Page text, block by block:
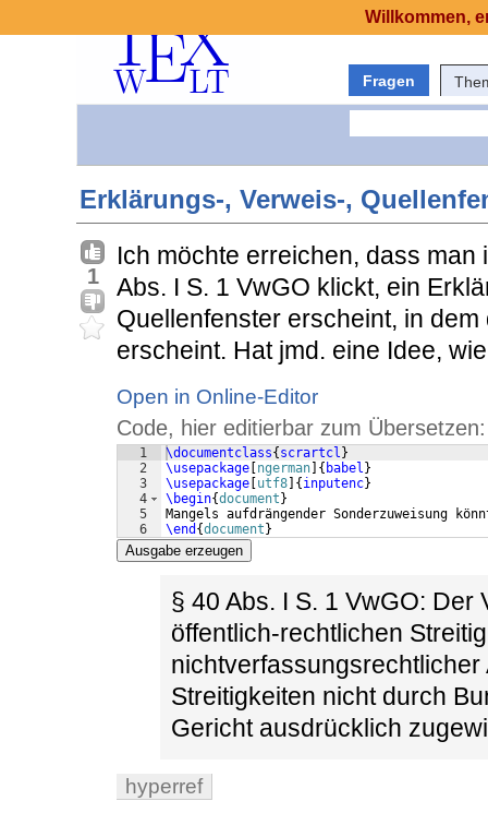
Fragen
Erklärungs-, Verweis-,
1
Ich möchte erreichen, dass
Abs. I S. 1 VwGO klickt, ein
Quellenfenster erscheint, in
erscheint. Hat jmd. eine Idee,
Open in Online-Editor
Code, hier editierbar zum Übersetzen:
1
2
3
4
5
6
\documentclass{ scrartcl }
\usepackage ngerman { babel }
\usepackage utf8 { inputenc}
\begin{document }
Mangels aufdrängender Sonderzuweisung
\end {document }
Ausgabe erzeugen
§ 40 Abs. I S. 1 VwGO:
öffentlich-rechtlichen
Streitigkeiten nicht durch
Gericht ausdrücklich
hyperref
Willkommen,